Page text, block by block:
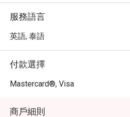
服務語言
英語, 泰語
付款選擇
Mastercard®, Visa
商戶細則